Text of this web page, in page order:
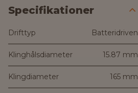
Specifikationer
Drifttyp Batteridriven
Klinghålsdiameter 15.87 mm
Klingdiameter 165 mm